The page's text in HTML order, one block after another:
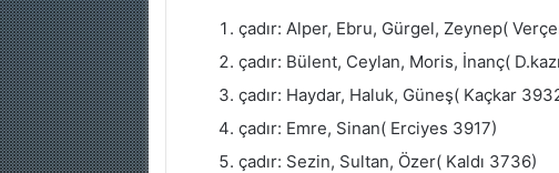
çadır: Alper, Ebru, Gürgel, Zeynep(
çadır: Bülent, Ceylan, Moris, İnanç(
çadır: Haydar, Haluk, Güneş( Kaçkar
çadır: Emre, Sinan( Erciyes 3917)
çadır: Sezin, Sultan, Özer( Kaldı 3736)